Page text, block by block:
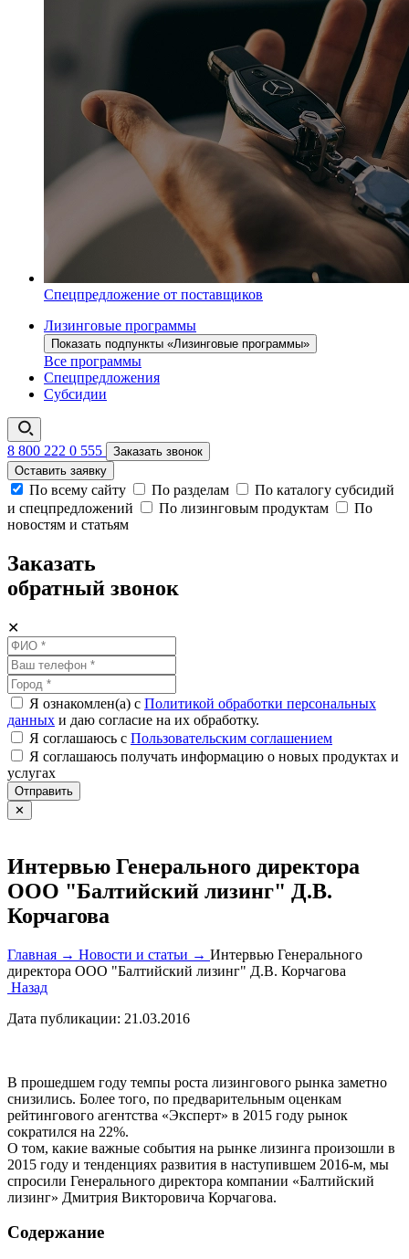
Спецпредложение от поставщиков
Лизинговые программы
Показать подпункты «Лизинговые программы»
Все программы
Спецпредложения
Субсидии
8 800 222 0 555
Заказать звонок
Оставить заявку
По всему сайту По разделам
По каталогу субсидий
и спецпредложений
По лизинговым продуктам
По
новостям и статьям
Заказать
обратный звонок
✕
Я ознакомлен(а) с Политикой обработки персональных
данных и даю согласие на их обработку.
Я соглашаюсь c Пользовательским соглашением
Я соглашаюсь получать информацию о новых продуктах и
услугах
Отправить
✕
Интервью Генерального директора
ООО "Балтийский лизинг" Д.В.
Корчагова
Главная → Новости и статьи → Интервью Генерального
директора ООО "Балтийский лизинг" Д.В. Корчагова
Назад
Дата публикации: 21.03.2016
В прошедшем году темпы роста лизингового рынка заметно
снизились. Более того, по предварительным оценкам
рейтингового агентства «Эксперт» в 2015 году рынок
сократился на 22%.
О том, какие важные события на рынке лизинга произошли в
2015 году и тенденциях развития в наступившем 2016-м, мы
спросили Генерального директора компании «Балтийский
лизинг» Дмитрия Викторовича Корчагова.
Содержание